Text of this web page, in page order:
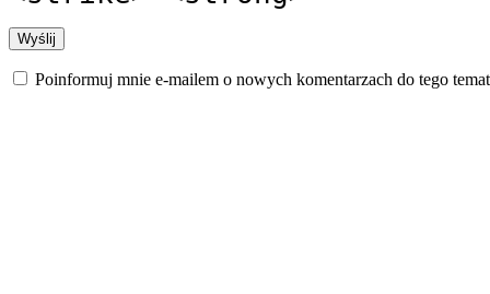
Poinformuj mnie e-mailem o nowych komentarzach do tego